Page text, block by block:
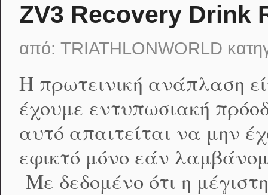
ZV3 Recovery Drink
από: TRIATHLONWORLD
H πρωτεινική ανάπλαση
έχουμε εντυπωσιακή
αυτό απαιτείται να μην
εφικτό μόνο εάν
Με δεδομένο ότι η